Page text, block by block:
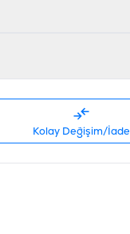
Kolay Değişim/İade